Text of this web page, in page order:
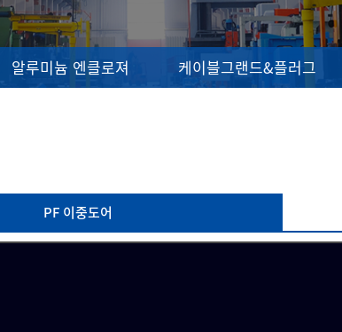
알루미늄 엔클로져 케이블그랜드&플러그
PF 이중도어